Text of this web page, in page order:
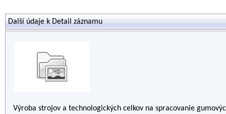
Další údaje k Detail záznamu
Výroba strojov a technologických celkov na spracovanie